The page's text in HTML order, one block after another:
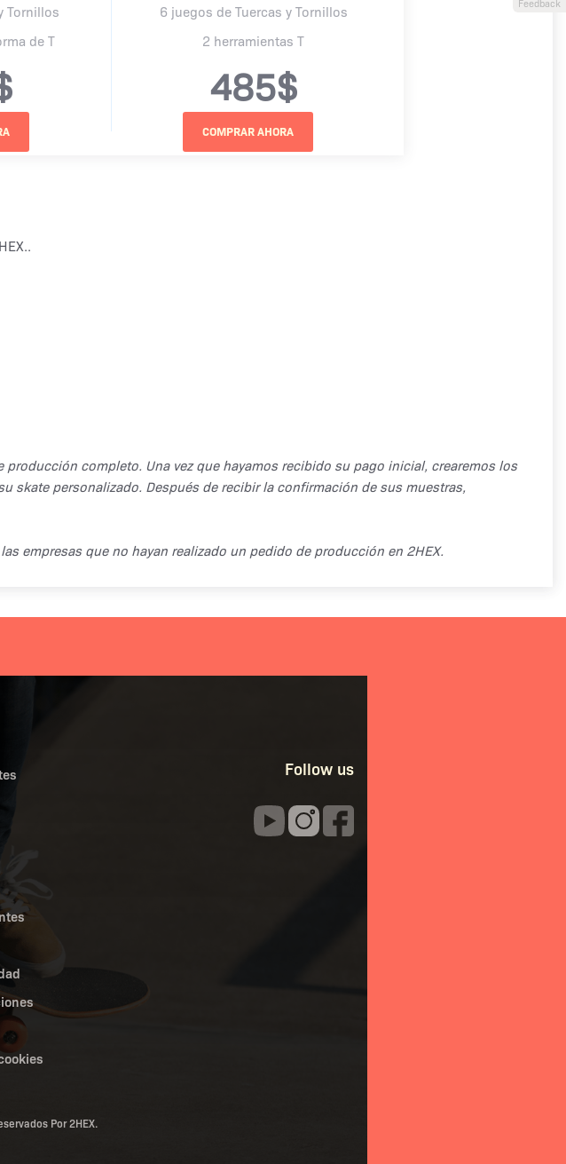
Feedback
Tornillos
de T
6 juegos de Tuercas y Tornillos
2 herramientas T
485$
.
completo. Una vez que hayamos recibido su pago inicial, crearemos los
skate personalizado. Después de recibir la confirmación de sus muestras,
empresas que no hayan realizado un pedido de producción en 2HEX.
Follow us
Por 2HEX.